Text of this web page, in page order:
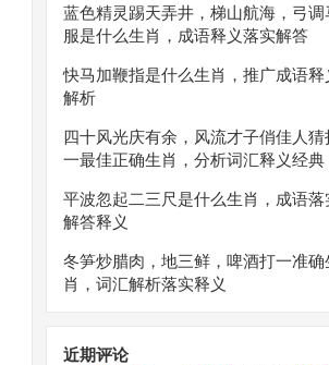
蓝色精灵踢天弄井，梯山航海，弓调
服是什么生肖，成语释义落实解答
快马加鞭指是什么生肖，推广成语释
解析
四十风光庆有余，风流才子俏佳人猜
一最佳正确生肖，分析词汇释义经典
平波忽起二三尺是什么生肖，成语落
解答释义
冬笋炒腊肉，地三鲜，啤酒打一准确
肖，词汇解析落实释义
近期评论